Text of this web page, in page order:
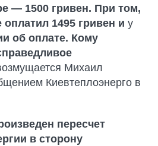
— 1500 гривен. При том,
1495 гривен и у
об оплате. Кому
Михаил
Киевтеплоэнерго в
пересчет
в сторону